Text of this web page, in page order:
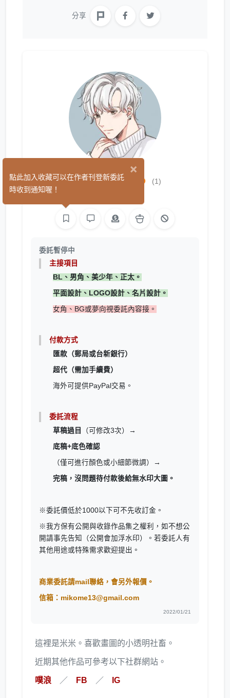
分享
Kome*米米 (1)
委託暫停中
主接項目
BL、男角、美少年、正太。
平面設計、LOGO設計、名片設計。
女角、BG或夢向視委託內容接。
付款方式
匯款（郵局或台新銀行）
超代（需加手續費）
海外可提供PayPal交易。
委託流程
草稿過目
（可修改3次）→
底稿+底色確認
（僅可進行顏色或小細節微調）→
完稿，沒問題待付款後給無水印大圖。
※委託價低於1000以下可不先收訂金。
※我方保有公開與收錄作品集之權利，如不想公
開請事先告知（公開會加浮水印）。若委託人有
其他用途或特殊需求歡迎提出。
商業委託請mail聯絡，會另外報價。
信箱：mikome13@gmail.com
2022/01/21
這裡是米米。喜歡畫圖的小透明社畜。
近期其他作品可參考以下社群網站。
噗浪 ／ FB ／ IG
×
點此加入收藏可以在作者刊登新委託
時收到通知喔！